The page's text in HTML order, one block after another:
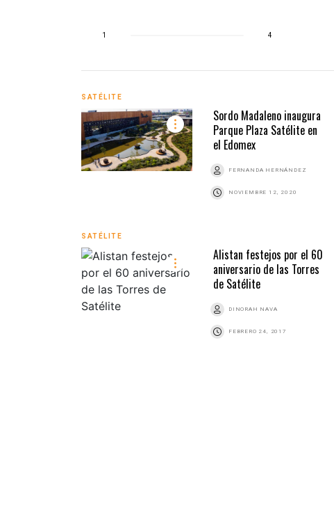
1 4
SATÉLITE
Sordo Madaleno inaugura
Parque Plaza Satélite en
el Edomex
FERNANDA HERNÁNDEZ
NOVIEMBRE 12, 2020
SATÉLITE
Alistan festejos por el 60
aniversario de las Torres
de Satélite
DINORAH NAVA
FEBRERO 24, 2017